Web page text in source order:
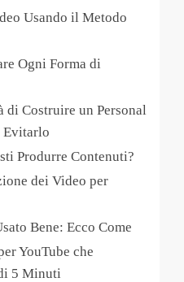
Usando il Metodo
Ogni Forma di
di Costruire un Personal
Evitarlo
Produrre Contenuti?
dei Video per
Bene: Ecco Come
YouTube che
5 Minuti